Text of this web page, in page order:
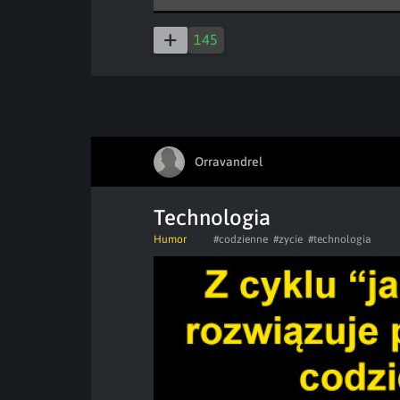
145
Orravandrel
Technologia
Humor #codzienne #zycie #technologia